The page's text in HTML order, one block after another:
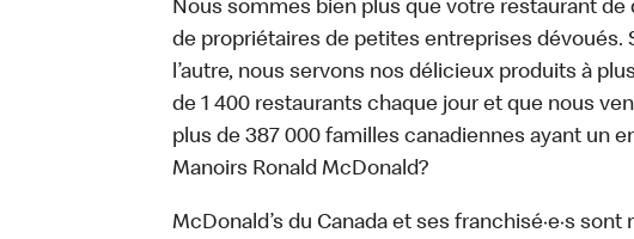
Nous sommes bien plus que votre restaurant
de propriétaires de petites entreprises dévoués.
l’autre, nous servons nos délicieux produits à
de 1 400 restaurants chaque jour et que nous
plus de 387 000 familles canadiennes ayant un
Manoirs Ronald McDonald?
McDonald’s du Canada et ses franchisé·e·s